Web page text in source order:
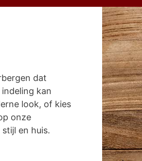
dat
kan
look, of kies
onze
en huis.